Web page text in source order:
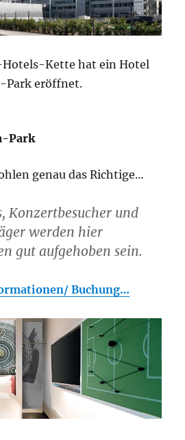
Kette hat ein Hotel
Park eröffnet.
Park
genau das Richtige…
Konzertbesucher und
werden hier
gut aufgehoben sein.
Buchung…